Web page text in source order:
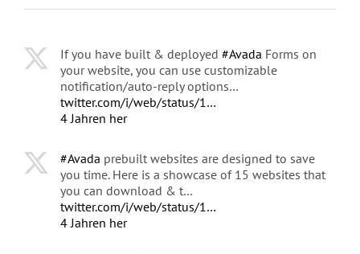
If you have built & deployed #Avada Forms on
your website, you can use customizable
notification/auto-reply options…
twitter.com/i/web/status/1…
4 Jahren her
#Avada prebuilt websites are designed to save
you time. Here is a showcase of 15 websites that
you can download & t…
twitter.com/i/web/status/1…
4 Jahren her